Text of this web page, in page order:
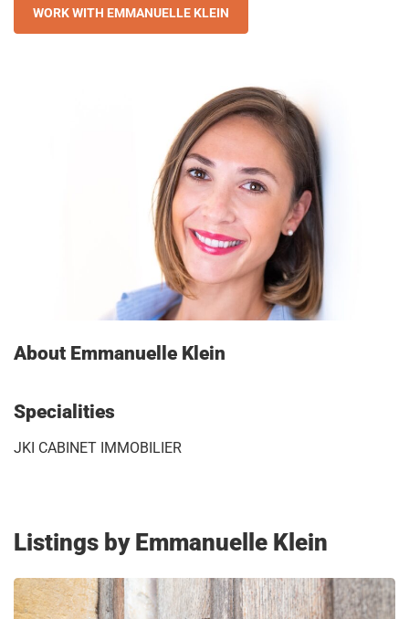
WORK WITH EMMANUELLE KLEIN
About Emmanuelle Klein
Specialities
JKI CABINET IMMOBILIER
Listings by Emmanuelle Klein